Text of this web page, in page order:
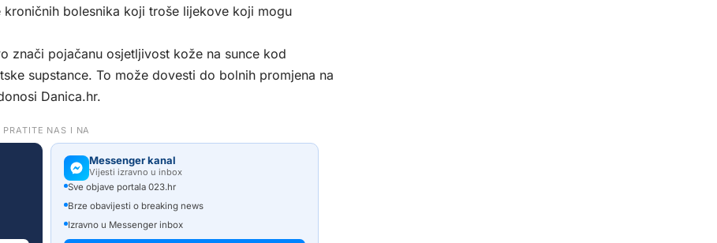
bolesnika koji troše lijekove koji mogu
znači pojačanu osjetljivost kože na sunce kod
supstance. To može dovesti do bolnih promjena na
Danica.hr.
PRATITE NAS I NA
Messenger kanal
Vijesti izravno u inbox
Sve objave portala 023.hr
Brze obavijesti o breaking news
Izravno u Messenger inbox